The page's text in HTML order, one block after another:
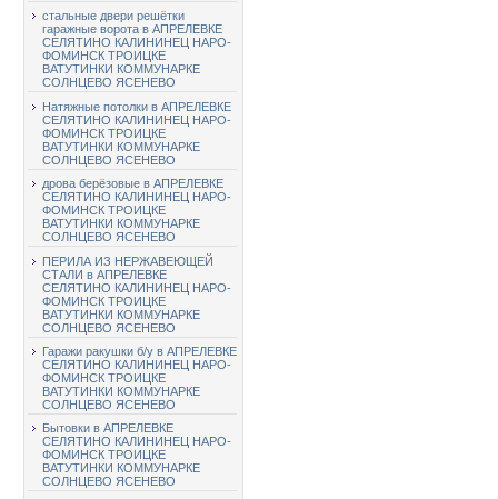
стальные двери решётки
гаражные ворота в АПРЕЛЕВКЕ
СЕЛЯТИНО КАЛИНИНЕЦ НАРО-
ФОМИНСК ТРОИЦКЕ
ВАТУТИНКИ КОММУНАРКЕ
СОЛНЦЕВО ЯСЕНЕВО
Натяжные потолки в АПРЕЛЕВКЕ
СЕЛЯТИНО КАЛИНИНЕЦ НАРО-
ФОМИНСК ТРОИЦКЕ
ВАТУТИНКИ КОММУНАРКЕ
СОЛНЦЕВО ЯСЕНЕВО
дрова берёзовые в АПРЕЛЕВКЕ
СЕЛЯТИНО КАЛИНИНЕЦ НАРО-
ФОМИНСК ТРОИЦКЕ
ВАТУТИНКИ КОММУНАРКЕ
СОЛНЦЕВО ЯСЕНЕВО
ПЕРИЛА ИЗ НЕРЖАВЕЮЩЕЙ
СТАЛИ в АПРЕЛЕВКЕ
СЕЛЯТИНО КАЛИНИНЕЦ НАРО-
ФОМИНСК ТРОИЦКЕ
ВАТУТИНКИ КОММУНАРКЕ
СОЛНЦЕВО ЯСЕНЕВО
Гаражи ракушки б/у в АПРЕЛЕВКЕ
СЕЛЯТИНО КАЛИНИНЕЦ НАРО-
ФОМИНСК ТРОИЦКЕ
ВАТУТИНКИ КОММУНАРКЕ
СОЛНЦЕВО ЯСЕНЕВО
Бытовки в АПРЕЛЕВКЕ
СЕЛЯТИНО КАЛИНИНЕЦ НАРО-
ФОМИНСК ТРОИЦКЕ
ВАТУТИНКИ КОММУНАРКЕ
СОЛНЦЕВО ЯСЕНЕВО